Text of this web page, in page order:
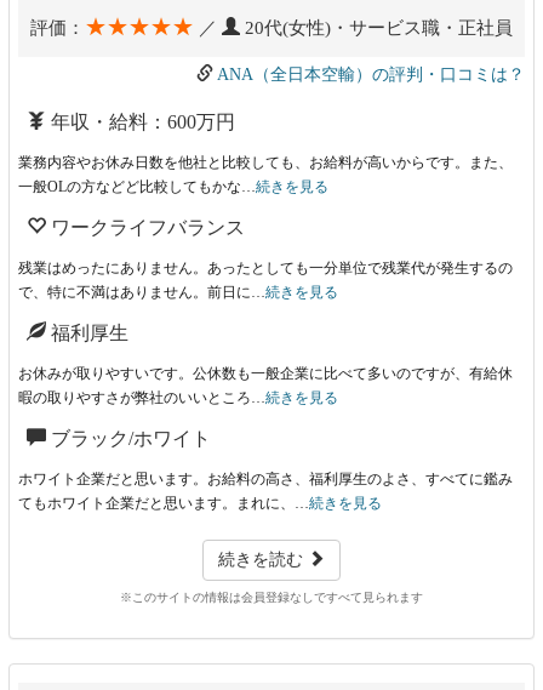
評価： ★★★★★ ／ 20代(女性)・サービス職・正社員
ANA（全日本空輸）の評判・口コミは？
年収・給料：600万円
業務内容やお休み日数を他社と比較しても、お給料が高いからです。また、
一般OLの方などど比較してもかな…続きを見る
ワークライフバランス
残業はめったにありません。あったとしても一分単位で残業代が発生するの
で、特に不満はありません。前日に…続きを見る
福利厚生
お休みが取りやすいです。公休数も一般企業に比べて多いのですが、有給休
暇の取りやすさが弊社のいいところ…続きを見る
ブラック/ホワイト
ホワイト企業だと思います。お給料の高さ、福利厚生のよさ、すべてに鑑み
てもホワイト企業だと思います。まれに、…続きを見る
続きを読む
※このサイトの情報は会員登録なしですべて見られます